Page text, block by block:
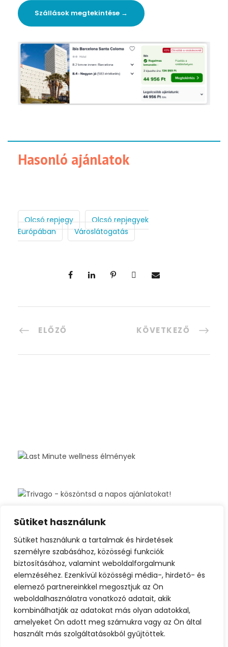
Sütiket használunk
Sütiket használunk a tartalmak és hirdetések
személyre szabásához, közösségi funkciók
biztosításához, valamint weboldalforgalmunk
elemzéséhez. Ezenkívül közösségi média-, hirdető- és
elemező partnereinkkel megosztjuk az Ön
weboldalhasználatra vonatkozó adatait, akik
kombinálhatják az adatokat más olyan adatokkal,
amelyeket Ön adott meg számukra vagy az Ön által
használt más szolgáltatásokból gyűjtöttek.
Szállások megtekintése →
Hasonló ajánlatok
Olcsó repjegy
Olcsó repjegyek
Európában
Városlátogatás
ELŐZŐ KÖVETKEZŐ